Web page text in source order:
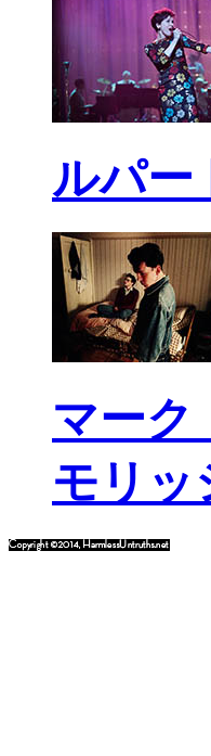
ルパー
マーク
モリッ